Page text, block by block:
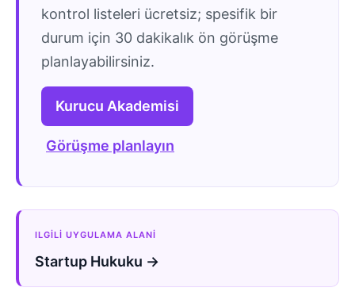
kontrol listeleri ücretsiz; spesifik bir
durum için 30 dakikalık ön görüşme
planlayabilirsiniz.
Kurucu Akademisi
Görüşme planlayın
ILGILI UYGULAMA ALANI
Startup Hukuku →